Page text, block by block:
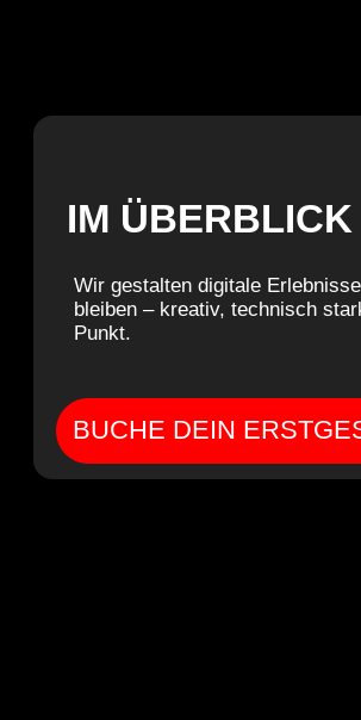
IM ÜBERBLICK
Wir gestalten digitale
bleiben – kreativ, technisch
Punkt.
BUCHE DEIN